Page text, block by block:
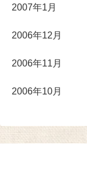
2007年1月
2006年12月
2006年11月
2006年10月